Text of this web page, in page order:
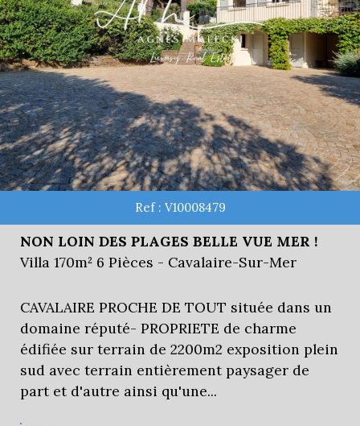
Ref : V10008479
NON LOIN DES PLAGES BELLE VUE MER !
Villa 170m² 6 Pièces - Cavalaire-Sur-Mer
CAVALAIRE PROCHE DE TOUT située dans un
domaine réputé- PROPRIETE de charme
édifiée sur terrain de 2200m2 exposition plein
sud avec terrain entièrement paysager de
part et d'autre ainsi qu'une...